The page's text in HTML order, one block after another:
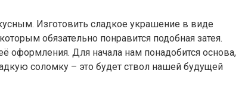
Изготовить сладкое украшение в виде
обязательно понравится подобная затея.
оформления. Для начала нам понадобится основа,
соломку – это будет ствол нашей будущей